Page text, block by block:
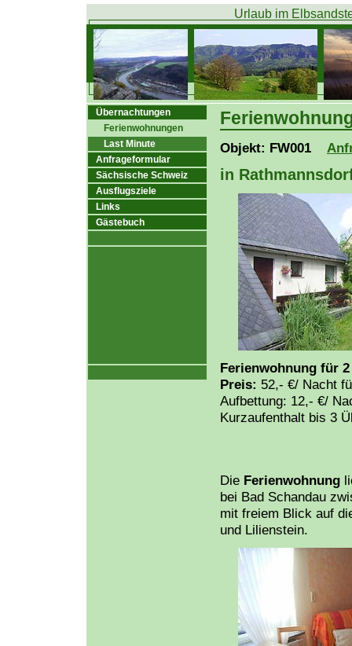
Urlaub im
Übernachtungen
Ferienwohnungen
Last Minute
Anfrageformular
Sächsische Schweiz
Ausflugsziele
Links
Gästebuch
Objekt: FW001
in
Ferienwohnung für
Preis: 52,- €/ Nacht
Aufbettung: 12,- €/
Kurzaufenthalt bis 3
Die Ferienwohnung
bei Bad Schandau
mit freiem Blick auf
und Lilienstein.